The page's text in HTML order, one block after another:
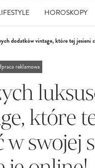
HOROSKOPY
dodatków vintage, które tej jesieni
reklamowa
które
swojej